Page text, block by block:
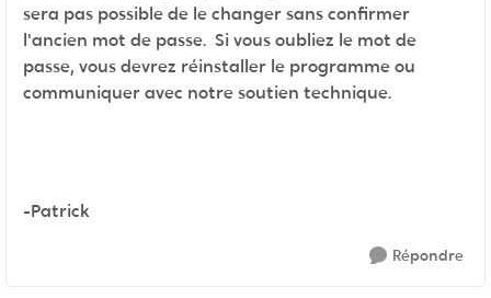
sera pas possible de le changer sans confirmer
l'ancien mot de passe. Si vous oubliez le mot de
passe, vous devrez réinstaller le programme ou
communiquer avec notre soutien technique.
-Patrick
Répondre